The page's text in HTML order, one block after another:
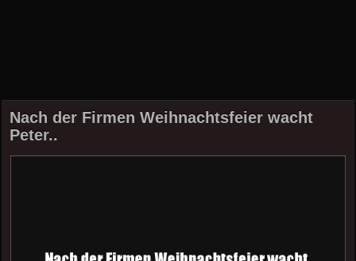
Nach der Firmen Weihnachtsfeier wacht
Peter..